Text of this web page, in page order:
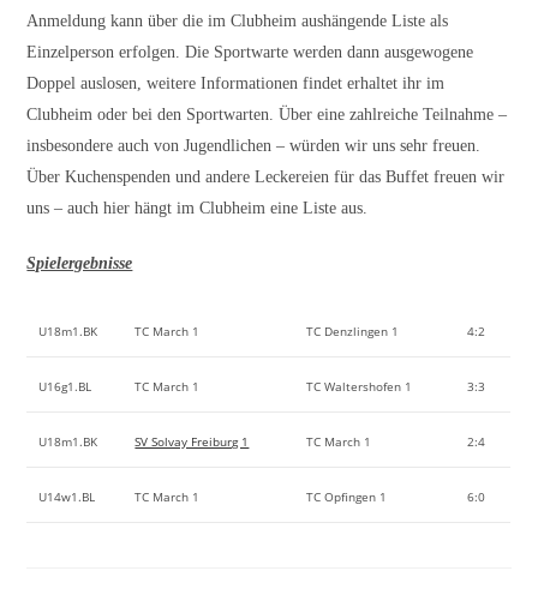
Anmeldung kann über die im Clubheim aushängende Liste als
Einzelperson erfolgen. Die Sportwarte werden dann ausgewogene
Doppel auslosen, weitere Informationen findet erhaltet ihr im
Clubheim oder bei den Sportwarten. Über eine zahlreiche Teilnahme –
insbesondere auch von Jugendlichen – würden wir uns sehr freuen.
Über Kuchenspenden und andere Leckereien für das Buffet freuen wir
uns – auch hier hängt im Clubheim eine Liste aus.
Spielergebnisse
U18m1.BK TC March 1 TC Denzlingen 1 4:2
U16g1.BL TC March 1 TC Waltershofen 1 3:3
U18m1.BK SV Solvay Freiburg 1 TC March 1 2:4
U14w1.BL TC March 1 TC Opfingen 1 6:0